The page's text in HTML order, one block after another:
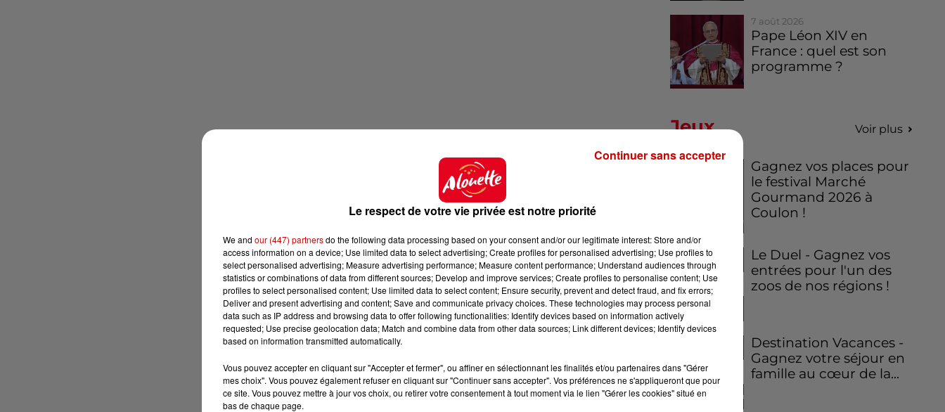
7 août 2026
Pape Léon XIV en
France : quel est son
programme ?
Jeux Voir plus
Gagnez vos places pour
le festival Marché
Gourmand 2026 à
Coulon !
Le Duel - Gagnez vos
entrées pour l'un des
zoos de nos régions !
Destination Vacances -
Gagnez votre séjour en
famille au cœur de la...
Le respect de votre vie privée est notre priorité
We and our (447) partnersdo the following data processing based on your consent and/or our legitimate interest: Store and/or
access information on a device; Use limited data to select advertising; Create profiles for personalised advertising; Use profiles to
select personalised advertising; Measure advertising performance; Measure content performance; Understand audiences through
statistics or combinations of data from different sources; Develop and improve services; Create profiles to personalise content; Use
profiles to select personalised content; Use limited data to select content; Ensure security, prevent and detect fraud, and fix errors;
Deliver and present advertising and content; Save and communicate privacy choices. These technologies may process personal
data such as IP address and browsing data to offer following functionalities: Identify devices based on information actively
requested; Use precise geolocation data; Match and combine data from other data sources; Link different devices; Identify devices
based on information transmitted automatically.
Vous pouvez accepter en cliquant sur "Accepter et fermer", ou affiner en sélectionnant les finalités et/ou partenaires dans "Gérer
mes choix". Vous pouvez également refuser en cliquant sur "Continuer sans accepter". Vos préférences ne s'appliqueront que pour
ce site. Vous pouvez mettre à jour vos choix, ou retirer votre consentement à tout moment via le lien "Gérer les cookies" situé en
bas de chaque page.
Continuer sans accepter